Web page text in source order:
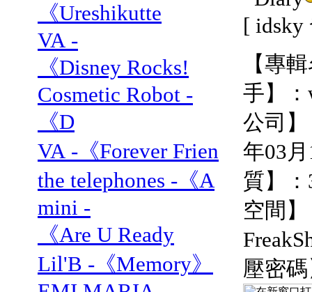
《Ureshikutte
VA -
《Disney Rocks!
Cosmetic Robot -
《D
VA -《Forever Frien
the telephones -《A
mini -
《Are U Ready
Lil'B -《Memory》
[ idsky
【專
手】
公司】
年03
質】
空間
壓密